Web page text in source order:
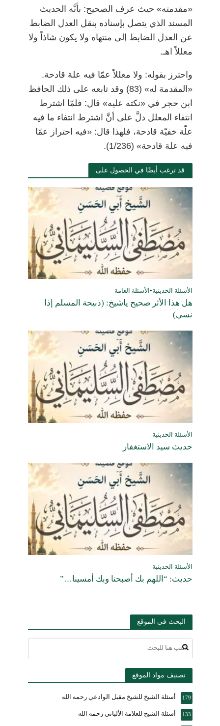
«مقدمته» حيث عرف الصحيح: بأنَّه الحديث
المسند الذي يتصل بإسناده بنقل العدل الضابط
عن العدل الضابط إلى منتهاه ولا يكون شاذاً ولا
معللاً اهـ.
واحترز بقوله: ولا معللاً عمّا فيه علة قادحة.
«المقدمة له» (83) وقد تابعه على ذلك الحافظ
ابن حجر في «نكته عليه» قال: فلمّا اشترط
انتفاء المعلل دلَّ على أنَّ اشترط انتفاء ما فيه
علّة خفيّة قادحة، فلهذا قال: «فيه احتراز عمّا
فيه علة قادحة» (1/236).
قد ترغب أيضًا في الحصول على
الأسئلة الحديثية• الأسئلة العامة
هل هذا الأثر صحيح ياشيخ: (ذبيحة المسلم إذا
نسي)
الأسئلة الحديثية
حديث سيد الاستغفار
الأسئلة الحديثية
حديث: “اللهم بك أصبحنا وبك أمسينا…”
البحث في الموقع
تصنيف مواد الموقع
أسئلة الشيخ للشيخ مقبل الوادعي رحمه الله 179
أسئلة الشيخ للعلامة الألباني رحمه الله 133